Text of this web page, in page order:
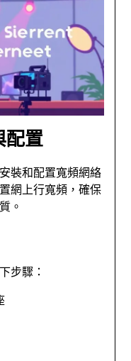
配置
裝和配置寬頻網絡
網上行寬頻，確保
。
步驟：